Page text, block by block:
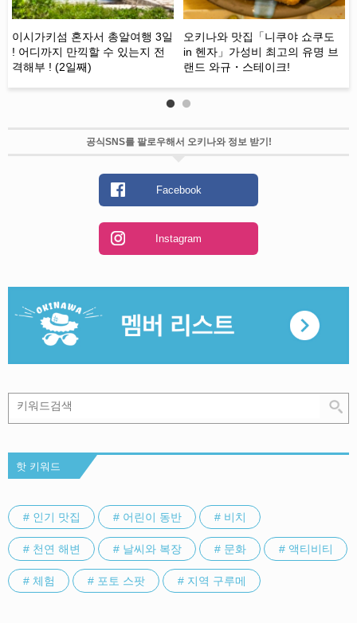
이시가키섬 혼자서 총알여행 3일
! 어디까지 만끽할 수 있는지 전
격해부 ! (2일째)
오키나와 맛집「니쿠야 쇼쿠도
in 헨자」가성비 최고의 유명 브
랜드 와규・스테이크!
공식SNS를 팔로우해서 오키나와 정보 받기!
Facebook
Instagram
핫 키워드
# 인기 맛집 # 어린이 동반 # 비치
# 천연 해변 # 날씨와 복장 # 문화 # 액티비티
# 체험 # 포토 스팟 # 지역 구루메